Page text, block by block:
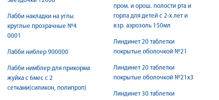
Лабби накладки на углы
круглые прозрачные №4
0001
Лабби ниблер 900000
Лабби нимблер для прикорма
жуйка с 6мес с 2
сетками(силикон, полипроп)
пром. и орош. полости рта и
горла для детей с 2-х лет и
взр. аэрозоль 150мл
Линдинет 20 таблетки
покрытые оболочкой №21
Линдинет 20 таблетки
покрытые оболочкой №21х3
Линдинет 30 таблетки